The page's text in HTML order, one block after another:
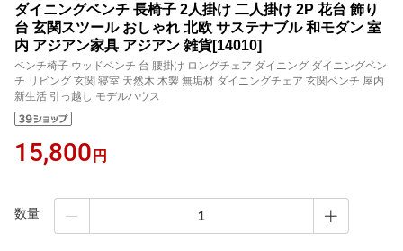
ダイニングベンチ 長椅子 2人掛け 二人掛け 2P 花台 飾り
台 玄関スツール おしゃれ 北欧 サステナブル 和モダン 室
内 アジアン家具 アジアン 雑貨[14010]
ベンチ椅子 ウッドベンチ 台 腰掛け ロングチェア ダイニング ダイニングベン
チ リビング 玄関 寝室 天然木 木製 無垢材 ダイニングチェア 玄関ベンチ 屋内
新生活 引っ越し モデルハウス
15,800 円
数量